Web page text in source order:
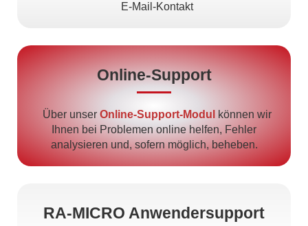
E-Mail-Kontakt
Online-Support
Über unser Online-Support-Modul
können wir
Ihnen bei Problemen online helfen, Fehler
analysieren und, sofern möglich, beheben.
RA-MICRO Anwendersupport